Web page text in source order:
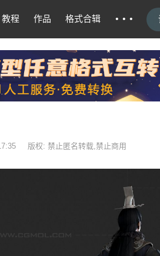
教程 作品 格式合辑 ···
版权: 禁止匿名转载,禁止商用